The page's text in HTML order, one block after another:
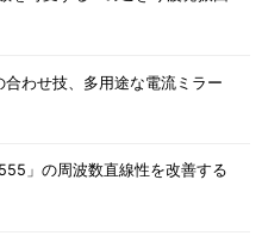
わせ技、多用途な電流ミラー
」の周波数直線性を改善する